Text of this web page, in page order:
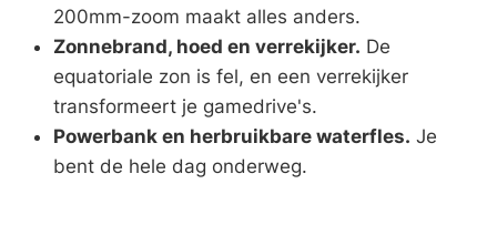
200mm-zoom maakt alles anders.
Zonnebrand, hoed en verrekijker. De
equatoriale zon is fel, en een verrekijker
transformeert je gamedrive's.
Powerbank en herbruikbare waterfles. Je
bent de hele dag onderweg.